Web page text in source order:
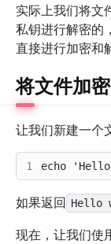
实际上我们将文
私钥进行解密的
直接进行加密和
将文件加密
让我们新建一个
1
如果返回 Hello
现在，让我们使